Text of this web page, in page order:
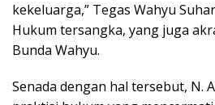
kekeluarga,” Tegas Wahyu
Hukum tersangka, yang juga
Bunda Wahyu.
Senada dengan hal tersebut, N.